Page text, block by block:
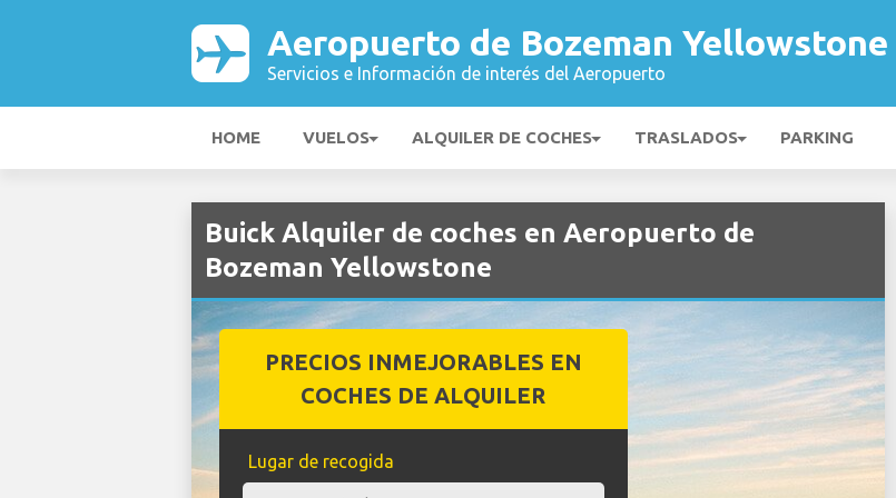
Aeropuerto de Bozeman Yellowstone
Servicios e Información de interés del Aeropuerto
HOME VUELOS ALQUILER DE COCHES TRASLADOS PARKING
Buick Alquiler de coches en Aeropuerto de
Bozeman Yellowstone
PRECIOS INMEJORABLES EN
COCHES DE ALQUILER
Lugar de recogida